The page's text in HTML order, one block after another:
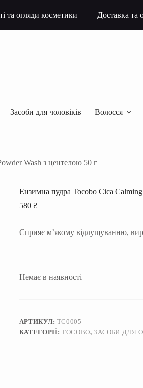
та огляди косметики Доставка та
Засоби для чоловіків Волосся
Wash з центелою 50 г
Ензимна пудра Tocobo Cica
580 ₴
Сприяє м’якому відлущуванню,
Немає в наявності
АРТИКУЛ: TC0005
КАТЕГОРІЇ: TOCOBO,ЗАСОБИ ДЛЯ